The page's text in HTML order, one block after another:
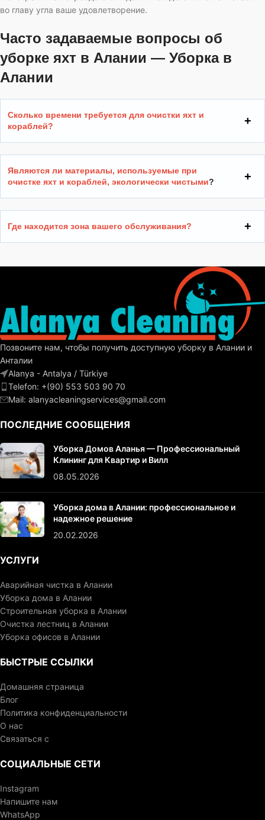
во главу угла ваше удовлетворение.
Часто задаваемые вопросы об
уборке яхт в Алании — Уборка в
Алании
Сколько времени требуется для очистки яхт и
кораблей?
Являются ли материалы, используемые при
очистке яхт и кораблей, экологически чистыми?
Где находится зона вашего обслуживания?
Позвоните нам, чтобы получить доступную уборку в Алании и
Анталии
Alanya - Antalya / Türkiye
Telefon: +(90) 553 503 90 70
Mail: alanyacleaningservices@gmail.com
ПОСЛЕДНИЕ СООБЩЕНИЯ
Уборка Домов Аланья — Профессиональный
Клининг для Квартир и Вилл
08.05.2026
Уборка дома в Алании: профессиональное и
надежное решение
20.02.2026
УСЛУГИ
Аварийная чистка в Алании
Уборка дома в Алании
Строительная уборка в Алании
Очистка лестниц в Алании
Уборка офисов в Алании
БЫСТРЫЕ ССЫЛКИ
Домашняя страница
Блог
Политика конфиденциальности
О нас
Связаться с
СОЦИАЛЬНЫЕ СЕТИ
Instagram
Напишите нам
WhatsApp